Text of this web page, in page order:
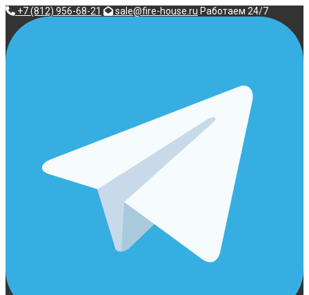
Перейти
содержимому
+7 (812) 956-68-21 sale@fire-house.ru Работаем 24/7